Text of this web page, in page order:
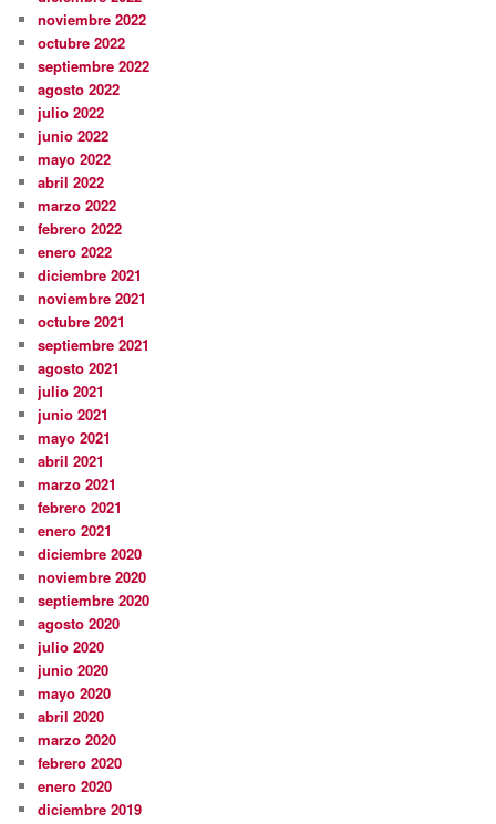
noviembre 2022
octubre 2022
septiembre 2022
agosto 2022
julio 2022
junio 2022
mayo 2022
abril 2022
marzo 2022
febrero 2022
enero 2022
diciembre 2021
noviembre 2021
octubre 2021
septiembre 2021
agosto 2021
julio 2021
junio 2021
mayo 2021
abril 2021
marzo 2021
febrero 2021
enero 2021
diciembre 2020
noviembre 2020
septiembre 2020
agosto 2020
julio 2020
junio 2020
mayo 2020
abril 2020
marzo 2020
febrero 2020
enero 2020
diciembre 2019